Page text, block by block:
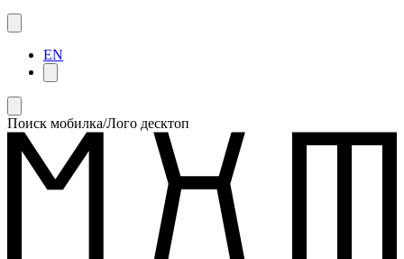
EN
Поиск мобилка/Лого десктоп